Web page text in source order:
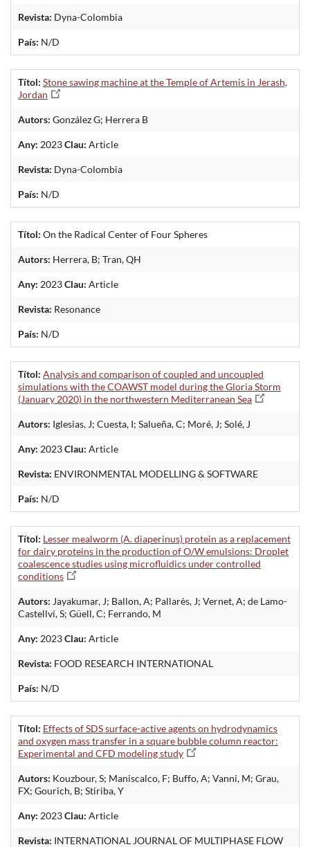
Revista: Dyna-Colombia
País: N/D
Títol: Stone sawing machine at the Temple of Artemis in Jerash,
Jordan
Autors: González G; Herrera B
Any: 2023Clau: Article
Revista: Dyna-Colombia
País: N/D
Títol: On the Radical Center of Four Spheres
Autors: Herrera, B; Tran, QH
Any: 2023Clau: Article
Revista: Resonance
País: N/D
Títol: Analysis and comparison of coupled and uncoupled
simulations with the COAWST model during the Gloria Storm
(January 2020) in the northwestern Mediterranean Sea
Autors: Iglesias, J; Cuesta, I; Salueña, C; Moré, J; Solé, J
Any: 2023Clau: Article
Revista: ENVIRONMENTAL MODELLING & SOFTWARE
País: N/D
Títol: Lesser mealworm (A. diaperinus) protein as a replacement
for dairy proteins in the production of O/W emulsions: Droplet
coalescence studies using microfluidics under controlled
conditions
Autors: Jayakumar, J; Ballon, A; Pallarès, J; Vernet, A; de Lamo-
Castellví, S; Güell, C; Ferrando, M
Any: 2023Clau: Article
Revista: FOOD RESEARCH INTERNATIONAL
País: N/D
Títol: Effects of SDS surface-active agents on hydrodynamics
and oxygen mass transfer in a square bubble column reactor:
Experimental and CFD modeling study
Autors: Kouzbour, S; Maniscalco, F; Buffo, A; Vanni, M; Grau,
FX; Gourich, B; Stiriba, Y
Any: 2023Clau: Article
Revista: INTERNATIONAL JOURNAL OF MULTIPHASE FLOW